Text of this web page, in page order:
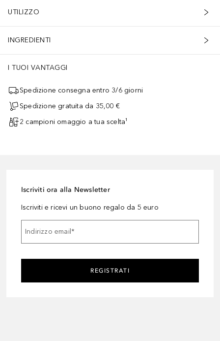
UTILIZZO
INGREDIENTI
I TUOI VANTAGGI
Spedizione consegna entro 3/6 giorni
Spedizione gratuita da 35,00 €
2 campioni omaggio a tua scelta¹
Iscriviti ora alla Newsletter
Iscriviti e ricevi un buono regalo da 5 euro
Indirizzo email*
REGISTRATI